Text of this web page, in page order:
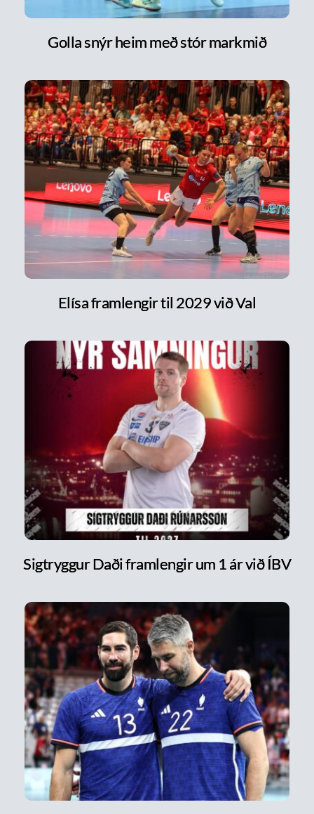
Golla snýr heim með stór markmið
Elísa framlengir til 2029 við Val
Sigtryggur Daði framlengir um 1 ár við ÍBV